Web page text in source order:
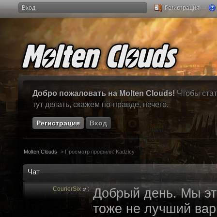
Вход Регистрация
Добро пожаловать на Molten Clouds! Чтобы
тут делать, скажем по-правде, нечего.
Регистрация Вход
Molten Clouds > Просмотр профиля: Kadzicy
Чат
CourierSix : Добрый день. Мы
тоже не лучший